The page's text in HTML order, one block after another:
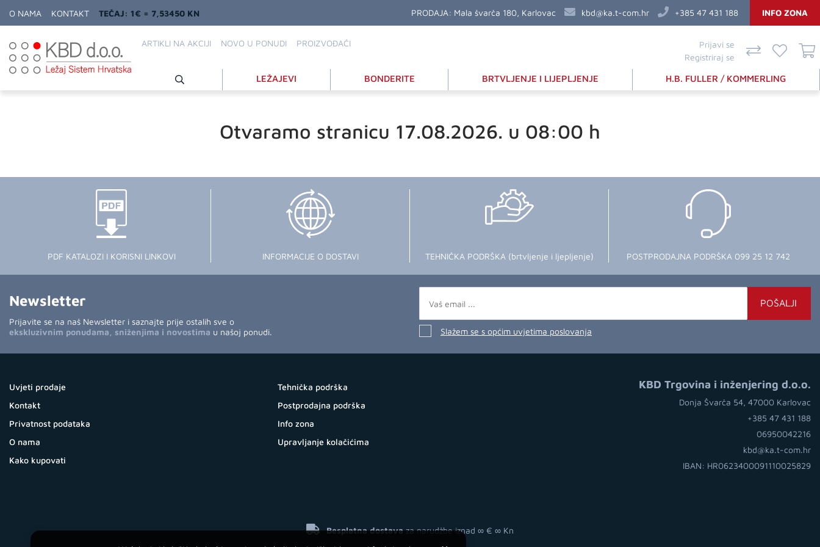
O NAMA KONTAKT TEČAJ: 1€ = 7,53450 KN PRODAJA: Mala švarča 180, Karlovac kbd@ka.t-com.hr +385 47 431 188 INFO ZONA
ARTIKLI NA AKCIJI NOVO U PONUDI PROIZVOĐAČI
Prijavi se
Registriraj se
LEŽAJEVI BONDERITE BRTVLJENJE I LIJEPLJENJE H.B. FULLER / KOMMERLING
Otvaramo stranicu 17.08.2026. u 08:00 h
PDF KATALOZI I KORISNI LINKOVI INFORMACIJE O DOSTAVI TEHNIČKA PODRŠKA (brtvljenje i ljepljenje) POSTPRODAJNA PODRŠKA 099 25 12 742
Newsletter
Prijavite se na naš Newsletter i saznajte prije ostalih sve o
ekskluzivnim ponudama, sniženjima i novostima u našoj ponudi.
POŠALJI
Slažem se s općim uvjetima poslovanja
Uvjeti prodaje
Kontakt
Privatnost podataka
O nama
Kako kupovati
Tehnička podrška
Postprodajna podrška
Info zona
Upravljanje kolačićima
KBD Trgovina i inženjering d.o.o.
Donja Švarča 54, 47000 Karlovac
+385 47 431 188
06950042216
kbd@ka.t-com.hr
IBAN: HR0623400091110025829
Besplatna dostavaza narudžbe iznad ∞ € ∞ Kn